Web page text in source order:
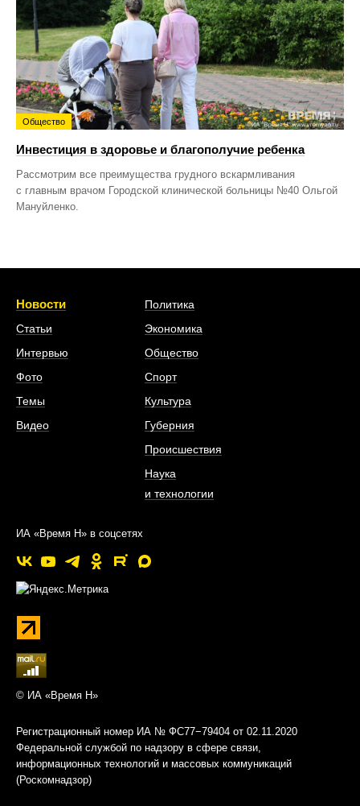
Общество
Инвестиция в здоровье и благополучие ребенка
Рассмотрим все преимущества грудного вскармливания
с главным врачом Городской клинической больницы №40 Ольгой
Мануйленко.
Новости
Статьи
Интервью
Фото
Темы
Видео
Политика
Экономика
Общество
Спорт
Культура
Губерния
Происшествия
Наука
и технологии
ИА «Время Н» в соцсетях
© ИА «Время Н»
Регистрационный номер ИА № ФС77−79404 от 02.11.2020
Федеральной службой по надзору в сфере связи,
информационных технологий и массовых коммуникаций
(Роскомнадзор)